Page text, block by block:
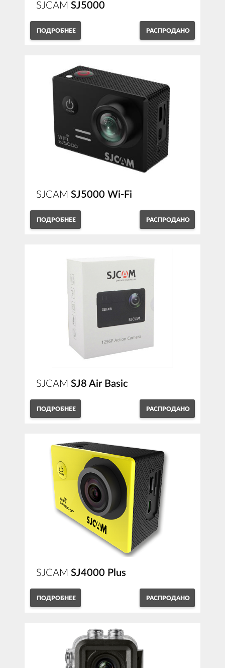
SJCAM SJ5000
ПОДРОБНЕЕ РАСПРОДАНО
SJCAM SJ5000 Wi-Fi
ПОДРОБНЕЕ РАСПРОДАНО
SJCAM SJ8 Air Basic
ПОДРОБНЕЕ РАСПРОДАНО
SJCAM SJ4000 Plus
ПОДРОБНЕЕ РАСПРОДАНО